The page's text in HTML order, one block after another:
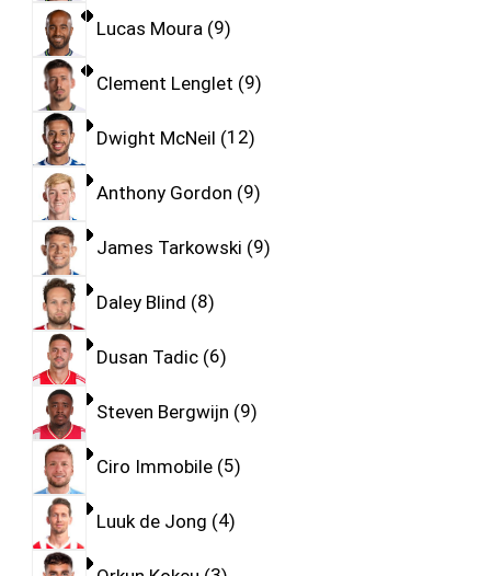
Lucas Moura 9
Clement Lenglet 9
Dwight McNeil 12
Anthony Gordon 9
James Tarkowski 9
Daley Blind 8
Dusan Tadic 6
Steven Bergwijn 9
Ciro Immobile 5
Luuk de Jong 4